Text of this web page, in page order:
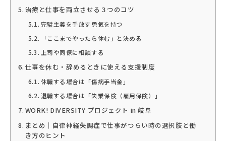
治療と仕事を両立させる３つのコツ
完璧主義を手放す勇気を持つ
「ここまでやったら休む」と決める
上司や同僚に相談する
仕事を休む・辞めるときに使える支援制度
休職する場合は「傷病手当金」
退職する場合は「失業保険（雇用保険）」
WORK! DIVERSITY プロジェクト in 岐阜
まとめ｜自律神経失調症で仕事がつらい時の選択肢と働
き方のヒント